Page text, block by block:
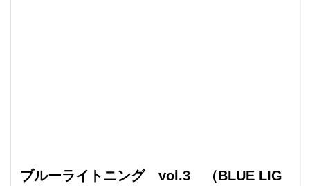
ブルーライトニング vol.3 （BLUE LIG